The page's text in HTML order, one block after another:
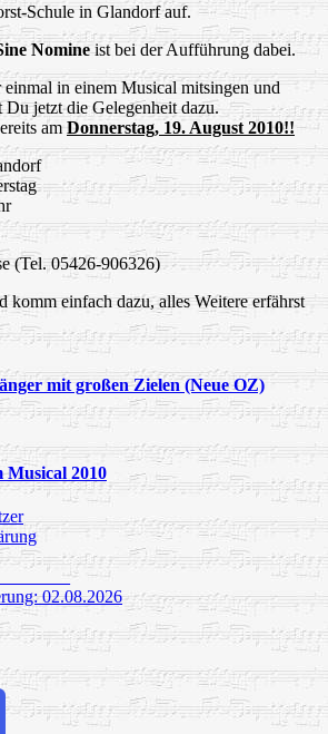
Schule in Glandorf auf.
Nomineist bei der Aufführung dabei.
in einem Musical mitsingen und
Du jetzt die Gelegenheit dazu.
amDonnerstag, 19. August 2010!!
(Tel. 05426-906326)
komm einfach dazu, alles Weitere erfährst
mit großen Zielen (Neue OZ)
Musical 2010
02.08.2026